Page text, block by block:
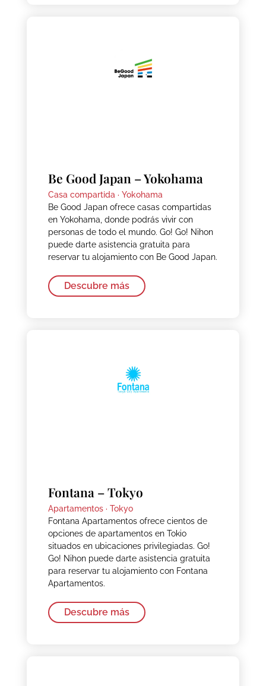
Be Good Japan – Yokohama
Casa compartida · Yokohama
Be Good Japan ofrece casas compartidas
en Yokohama, donde podrás vivir con
personas de todo el mundo. Go! Go! Nihon
puede darte asistencia gratuita para
reservar tu alojamiento con Be Good Japan.
Descubre más
Fontana – Tokyo
Apartamentos · Tokyo
Fontana Apartamentos ofrece cientos de
opciones de apartamentos en Tokio
situados en ubicaciones privilegiadas. Go!
Go! Nihon puede darte asistencia gratuita
para reservar tu alojamiento con Fontana
Apartamentos.
Descubre más